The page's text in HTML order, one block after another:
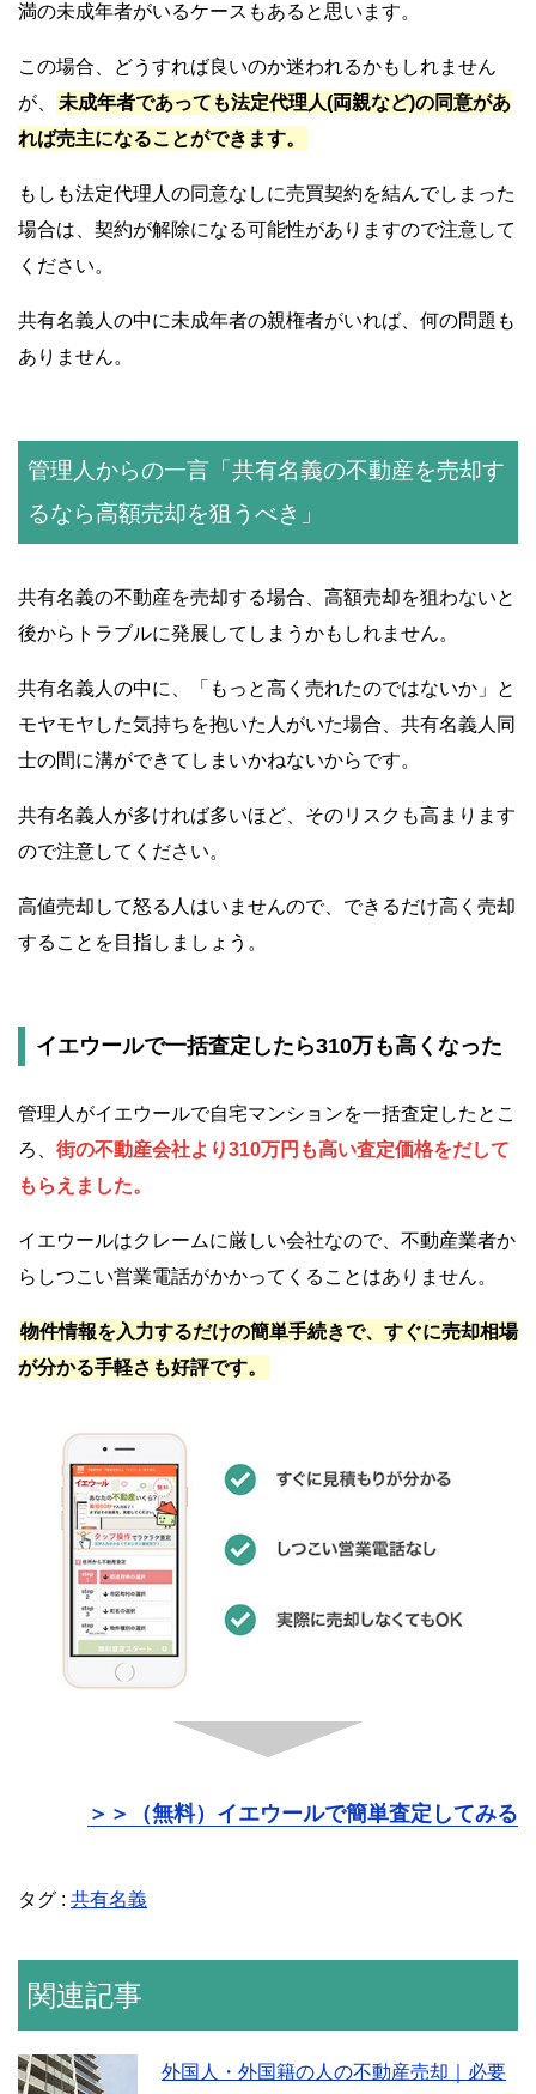
満の未成年者がいるケースもあると思います。
この場合、どうすれば良いのか迷われるかもしれません
が、
未成年者であっても法定代理人(両親など)の同意があ
れば売主になることができます。
もしも法定代理人の同意なしに売買契約を結んでしまった
場合は、契約が解除になる可能性がありますので注意して
ください。
共有名義人の中に未成年者の親権者がいれば、何の問題も
ありません。
管理人からの一言「共有名義の不動産を売却す
るなら高額売却を狙うべき」
共有名義の不動産を売却する場合、高額売却を狙わないと
後からトラブルに発展してしまうかもしれません。
共有名義人の中に、「もっと高く売れたのではないか」と
モヤモヤした気持ちを抱いた人がいた場合、共有名義人同
士の間に溝ができてしまいかねないからです。
共有名義人が多ければ多いほど、そのリスクも高まります
ので注意してください。
高値売却して怒る人はいませんので、できるだけ高く売却
することを目指しましょう。
イエウールで一括査定したら310万も高くなった
管理人がイエウールで自宅マンションを一括査定したとこ
ろ、 街の不動産会社より310万円も高い査定価格をだして
もらえました。
イエウールはクレームに厳しい会社なので、不動産業者か
らしつこい営業電話がかかってくることはありません。
物件情報を入力するだけの簡単手続きで、すぐに売却相場
が分かる手軽さも好評です。
＞＞（無料）イエウールで簡単査定してみる
タグ : 共有名義
関連記事
外国人・外国籍の人の不動産売却｜必要